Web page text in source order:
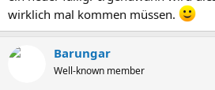
wirklich mal kommen müssen.
Barungar
Well-known member